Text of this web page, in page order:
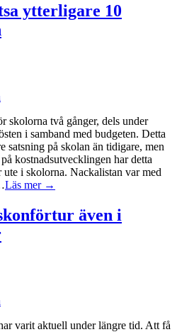
ytterligare 10
skolorna två gånger, dels under
i samband med budgeten. Detta
satsning på skolan än tidigare, men
kostnadsutvecklingen har detta
i skolorna. Nackalistan var med
Läs mer →
även i
varit aktuell under längre tid. Att få